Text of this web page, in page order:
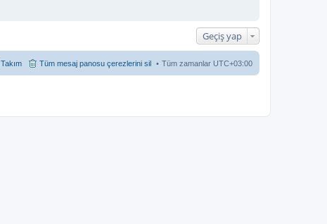
Geçiş yap
Tüm zamanlar UTC+03:00
Tüm mesaj panosu çerezlerini sil
Takım